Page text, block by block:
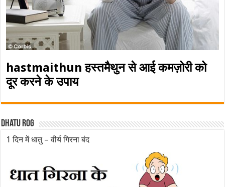
hastmaithun हस्तमैथुन से आई कमज़ोरी को
दूर करने के उपाय
Dhatu rog
1 दिन में धातु – वीर्य गिरना बंद